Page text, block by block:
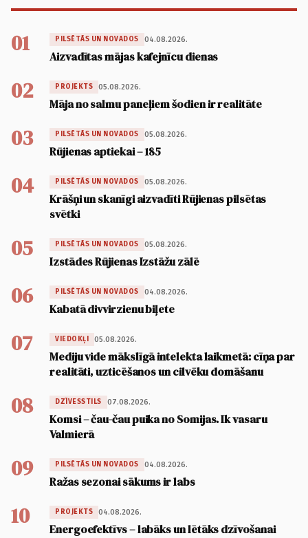
01 PILSĒTĀS UN NOVADOS 04.08.2026.
Aizvadītas mājas kafejnīcu dienas
02 PROJEKTS 05.08.2026.
Māja no salmu paneļiem šodien ir realitāte
03 PILSĒTĀS UN NOVADOS 05.08.2026.
Rūjienas aptiekai – 185
04 PILSĒTĀS UN NOVADOS 05.08.2026.
Krāšņi un skanīgi aizvadīti Rūjienas pilsētas
svētki
05 PILSĒTĀS UN NOVADOS 05.08.2026.
Izstādes Rūjienas Izstāžu zālē
06 PILSĒTĀS UN NOVADOS 04.08.2026.
Kabatā divvirzienu biļete
07 VIEDOKĻI 05.08.2026.
Mediju vide mākslīgā intelekta laikmetā: cīņa par
realitāti, uzticēšanos un cilvēku domāšanu
08 DZĪVESSTILS 07.08.2026.
Komsi – čau-čau puika no Somijas. Ik vasaru
Valmierā
09 PILSĒTĀS UN NOVADOS 04.08.2026.
Ražas sezonai sākums ir labs
10 PROJEKTS 04.08.2026.
Energoefektīvs – labāks un lētāks dzīvošanai